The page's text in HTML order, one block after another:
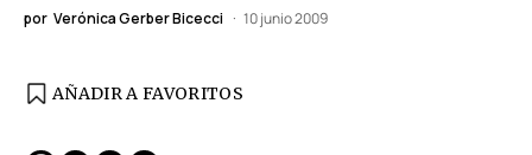
por Verónica Gerber Bicecci 10 junio 2009
AÑADIR A FAVORITOS